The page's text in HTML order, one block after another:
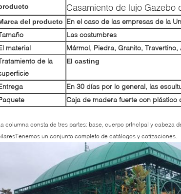
Casamiento de lujo Gazebo
del producto En el caso de las empresas de la
Las costumbres
material
Mármol, Piedra, Granito,
de la
El casting
En 30 días por lo general, las
Caja de madera fuerte con plástico
columna consta de tres partes: base, cuerpo principal y cabeza
un conjunto completo de catálogos y cotizaciones.